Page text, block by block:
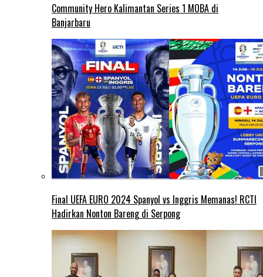
Community Hero Kalimantan Series 1 MOBA di
Banjarbaru
Final UEFA EURO 2024 Spanyol vs Inggris Memanas! RCTI
Hadirkan Nonton Bareng di Serpong